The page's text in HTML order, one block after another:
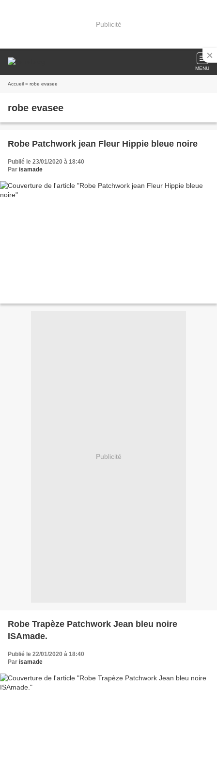
Publicité
MENU
Accueil » robe evasee
robe evasee
Robe Patchwork jean Fleur Hippie bleue noire
Publié le 23/01/2020 à 18:40
Par isamade
Publicité
Robe Trapèze Patchwork Jean bleu noire
ISAmade.
Publié le 22/01/2020 à 18:40
Par isamade